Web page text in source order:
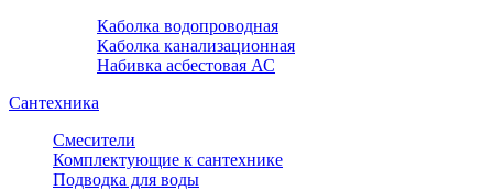
Каболка водопроводная
Каболка канализационная
Набивка асбестовая АС
Сантехника
Смесители
Комплектующие к сантехнике
Подводка для воды